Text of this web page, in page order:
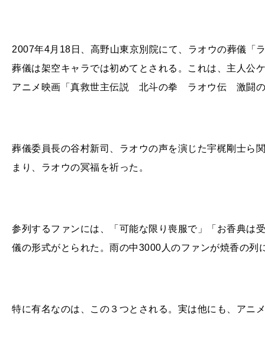
2007年4月 18 日、高野山東京別院にて、ラオウの葬儀「
葬儀は架空キャラでは初めてとされる。これは、主人公
アニメ映画「真救世主伝説 北斗の拳 ラオウ伝 激闘の
葬儀委員長の谷村新司、ラオウの声を演じた宇梶剛士ら
まり、ラオウの冥福を祈った。
参列するファンには、「可能な限り喪服で」「お香典は
儀の形式がとられた。雨の中3000 人のファンが焼香の列
特に有名なのは、この３つとされる。実は他にも、アニ